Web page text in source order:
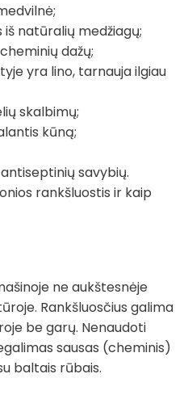
iš natūralių medžiagų;
dažų;
yra lino, tarnauja ilgiau
skalbimų;
kūną;
savybių.
rankšluostis ir kaip
ne aukštesnėje
Rankšluosčius galima
be garų. Nenaudoti
sausas (cheminis)
baltais rūbais.